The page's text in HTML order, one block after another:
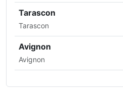
Tarascon
Tarascon
Avignon
Avignon